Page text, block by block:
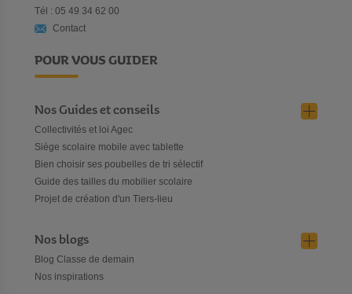
Tél : 05 49 34 62 00
Contact
POUR VOUS GUIDER
Nos Guides et conseils
Collectivités et loi Agec
Siège scolaire mobile avec tablette
Bien choisir ses poubelles de tri sélectif
Guide des tailles du mobilier scolaire
Projet de création d'un Tiers-lieu
Nos blogs
Blog Classe de demain
Nos inspirations